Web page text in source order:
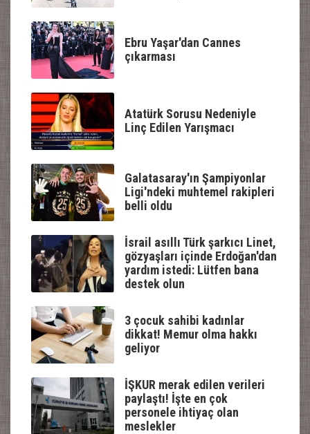
Ebru Yaşar'dan Cannes
çıkarması
Atatürk Sorusu Nedeniyle
Linç Edilen Yarışmacı
Galatasaray'ın Şampiyonlar
Ligi'ndeki muhtemel rakipleri
belli oldu
İsrail asıllı Türk şarkıcı Linet,
gözyaşları içinde Erdoğan'dan
yardım istedi: Lütfen bana
destek olun
3 çocuk sahibi kadınlar
dikkat! Memur olma hakkı
geliyor
İŞKUR merak edilen verileri
paylaştı! İşte en çok
personele ihtiyaç olan
meslekler